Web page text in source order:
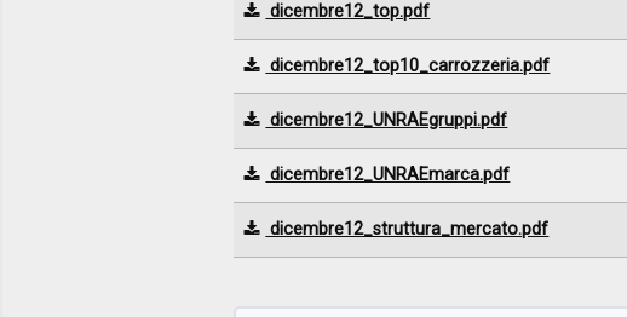
dicembre12_top.pdf
dicembre12_top10_carrozzeria.pdf
dicembre12_UNRAEgruppi.pdf
dicembre12_UNRAEmarca.pdf
dicembre12_struttura_mercato.pdf